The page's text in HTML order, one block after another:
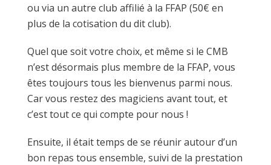
ou via un autre club affilié à la FFAP (50€ en
plus de la cotisation du dit club).
Quel que soit votre choix, et même si le CMB
n’est désormais plus membre de la FFAP, vous
êtes toujours tous les bienvenus parmi nous.
Car vous restez des magiciens avant tout, et
c’est tout ce qui compte pour nous !
Ensuite, il était temps de se réunir autour d’un
bon repas tous ensemble, suivi de la prestation